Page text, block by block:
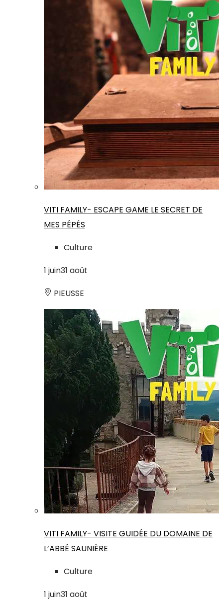
VITI FAMILY- ESCAPE GAME LE SECRET DE
MES PÉPÉS
Culture
1 juin31 août
PIEUSSE
VITI FAMILY- VISITE GUIDÉE DU DOMAINE DE
L’ABBÉ SAUNIÈRE
Culture
1 juin31 août